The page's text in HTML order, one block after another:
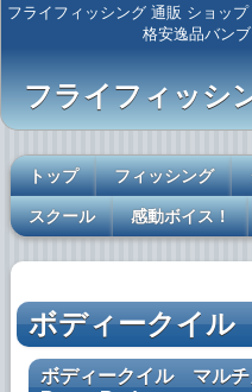
フライフィッシング 通販 ショ
格安逸品バン
トップ フィッシング
スクール 感動ボイス！
ボディークイル
ボディークイルマルチ